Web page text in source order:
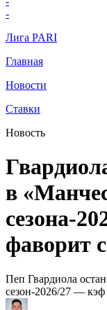
-
Лига PARI
Главная
Новости
Ставки
Новость
в
сезона-
фаворит
Пеп Гвардиола
сезон-2026/27 — кэф